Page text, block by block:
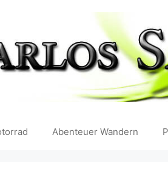
Abenteuer Wandern